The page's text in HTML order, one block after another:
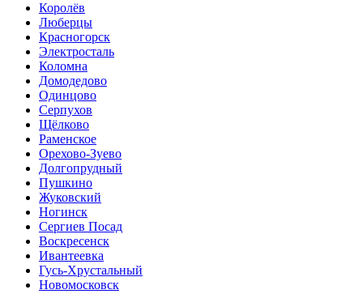
Королёв
Люберцы
Красногорск
Электросталь
Коломна
Домодедово
Одинцово
Серпухов
Щёлково
Раменское
Орехово-Зуево
Долгопрудный
Пушкино
Жуковский
Ногинск
Сергиев Посад
Воскресенск
Ивантеевка
Гусь-Хрустальный
Новомосковск